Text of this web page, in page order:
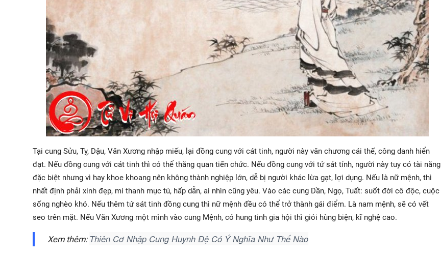
Tại cung Sửu, Tỵ, Dậu, Văn Xương nhập miếu, lại đồng cung với cát tinh, người này văn chương cái thế, công danh hiển
đạt. Nếu đồng cung với cát tinh thì có thể thăng quan tiến chức. Nếu đồng cung với tứ sát tỉnh, người này tuy có tài năng
đặc biệt nhưng vì hay khoe khoang nên không thành nghiệp lớn, dễ bị người khác lừa gạt, lợi dụng. Nếu là nữ mệnh, thì
nhất định phải xinh đẹp, mi thanh mục tú, hấp dẫn, ai nhìn cũng yêu. Vào các cung Dần, Ngọ, Tuất: suốt đời cô độc, cuộc
sống nghèo khó. Nếu thêm tứ sát tinh đồng cung thì nữ mệnh đều có thể trở thành gái điểm. Là nam mệnh, sẽ có vết
seo trên mặt. Nếu Văn Xương một mình vào cung Mệnh, có hung tinh gia hội thì giỏi hùng biện, kĩ nghệ cao.
Xem thêm: Thiên Cơ Nhập Cung Huynh Đệ Có Ý Nghĩa Như Thế Nào